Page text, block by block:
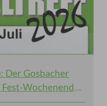
Der Gosbacher